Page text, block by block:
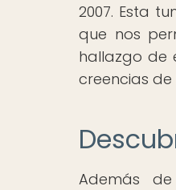
2007. Esta
que nos
hallazgo de
creencias
Además